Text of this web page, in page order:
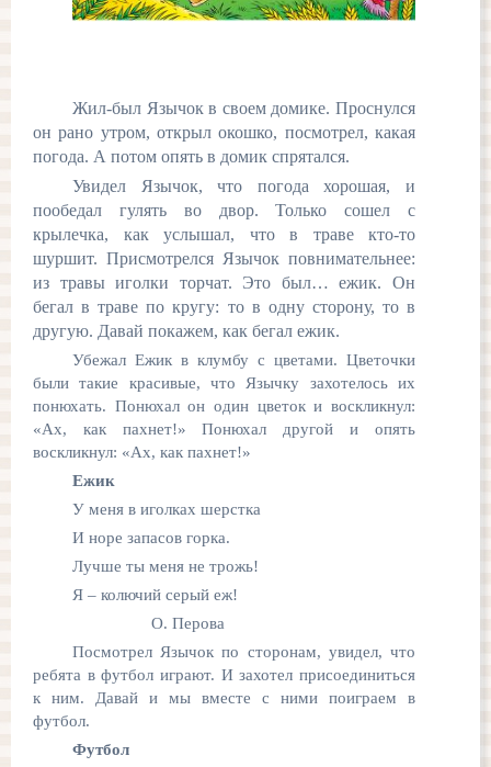
Жил-был Язычок в своем домике. Проснулся
он рано утром, открыл окошко, посмотрел, какая
погода. А потом опять в домик спрятался.
Увидел Язычок, что погода хорошая, и
пообедал гулять во двор. Только сошел с
крылечка, как услышал, что в траве кто-то
шуршит. Присмотрелся Язычок повнимательнее:
из травы иголки торчат. Это был… ежик. Он
бегал в траве по кругу: то в одну сторону, то в
другую. Давай покажем, как бегал ежик.
Убежал Ежик в клумбу с цветами. Цветочки
были такие красивые, что Язычку захотелось их
понюхать. Понюхал он один цветок и воскликнул:
«Ах, как пахнет!» Понюхал другой и опять
воскликнул: «Ах, как пахнет!»
Ежик
У меня в иголках шерстка
И норе запасов горка.
Лучше ты меня не трожь!
Я – колючий серый еж!
О. Перова
Посмотрел Язычок по сторонам, увидел, что
ребята в футбол играют. И захотел присоединиться
к ним. Давай и мы вместе с ними поиграем в
футбол.
Футбол